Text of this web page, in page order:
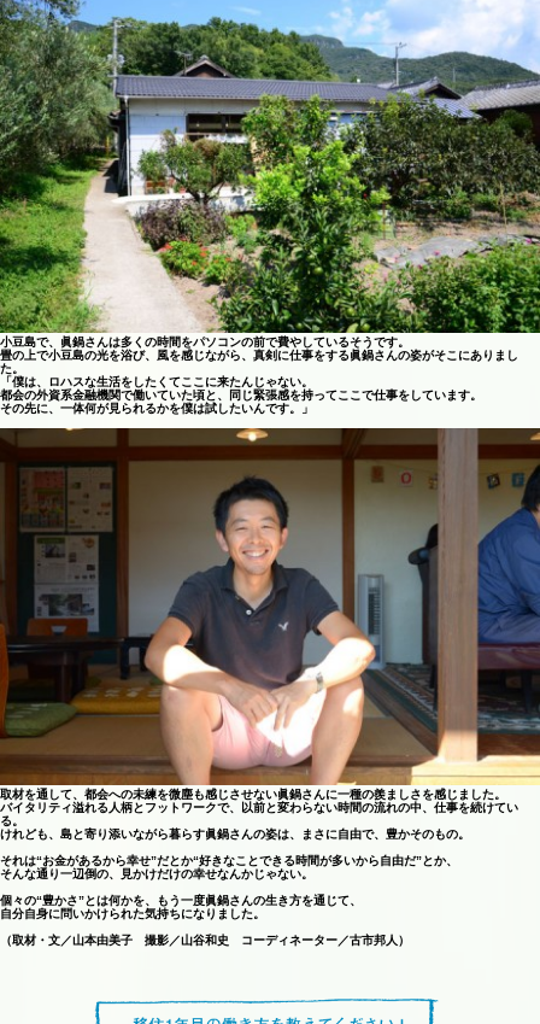
小豆島で、眞鍋さんは多くの時間をパソコンの前で費やしているそうです。
畳の上で小豆島の光を浴び、風を感じながら、真剣に仕事をする眞鍋さんの姿がそこにありまし
た。
「僕は、ロハスな生活をしたくてここに来たんじゃない。
都会の外資系金融機関で働いていた頃と、同じ緊張感を持ってここで仕事をしています。
その先に、一体何が見られるかを僕は試したいんです。」
取材を通して、都会への未練を微塵も感じさせない眞鍋さんに一種の羨ましさを感じました。
バイタリティ溢れる人柄とフットワークで、以前と変わらない時間の流れの中、仕事を続けてい
る。
けれども、島と寄り添いながら暮らす眞鍋さんの姿は、まさに自由で、豊かそのもの。
それは“お金があるから幸せ”だとか“好きなことできる時間が多いから自由だ”とか、
そんな通り一辺倒の、見かけだけの幸せなんかじゃない。
個々の“豊かさ”とは何かを、もう一度眞鍋さんの生き方を通じて、
自分自身に問いかけられた気持ちになりました。
（取材・文／山本由美子 撮影／山谷和史 コーディネーター／古市邦人）